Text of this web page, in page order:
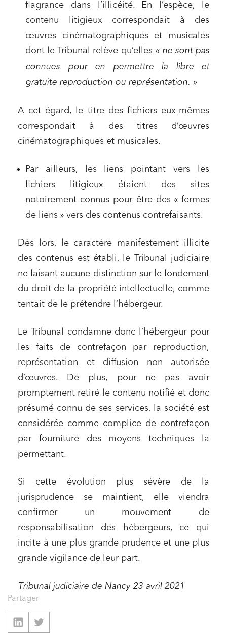
flagrance dans l’illicéité. En l’espèce, le
contenu litigieux correspondait à des
œuvres cinématographiques et musicales
dont le Tribunal relève qu’elles « ne sont pas
connues pour en permettre la libre et
gratuite reproduction ou représentation. »
A cet égard, le titre des fichiers eux-mêmes
correspondait à des titres d’œuvres
cinématographiques et musicales.
Par ailleurs, les liens pointant vers les
fichiers litigieux étaient des sites
notoirement connus pour être des « fermes
de liens » vers des contenus contrefaisants.
Dès lors, le caractère manifestement illicite
des contenus est établi, le Tribunal judiciaire
ne faisant aucune distinction sur le fondement
du droit de la propriété intellectuelle, comme
tentait de le prétendre l’hébergeur.
Le Tribunal condamne donc l’hébergeur pour
les faits de contrefaçon par reproduction,
représentation et diffusion non autorisée
d’œuvres. De plus, pour ne pas avoir
promptement retiré le contenu notifié et donc
présumé connu de ses services, la société est
considérée comme complice de contrefaçon
par fourniture des moyens techniques la
permettant.
Si cette évolution plus sévère de la
jurisprudence se maintient, elle viendra
confirmer un mouvement de
responsabilisation des hébergeurs, ce qui
incite à une plus grande prudence et une plus
grande vigilance de leur part.
Tribunal judiciaire de Nancy 23 avril 2021
Partager
Relations commerciales et contrats
Associations et acteurs de l’économie sociale et
Immobilier et habitat
Entreprises du numérique
Règlement des litiges
Relations sociales et droit du travail
Commande publique